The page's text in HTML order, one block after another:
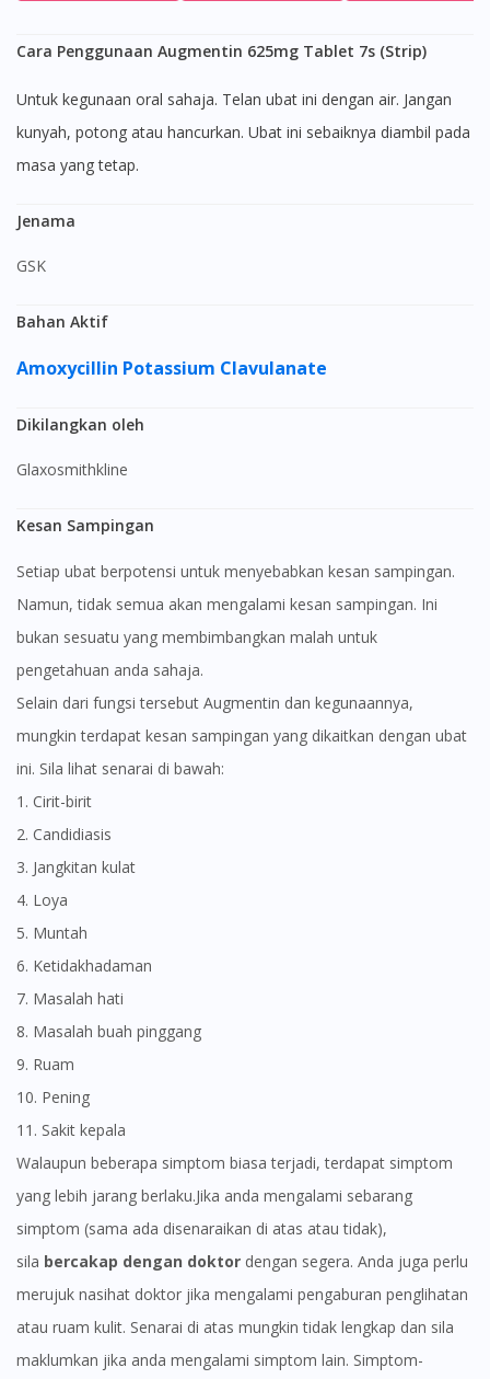
Cara Penggunaan Augmentin 625mg Tablet 7s (Strip)
Untuk kegunaan oral sahaja. Telan ubat ini dengan air. Jangan
kunyah, potong atau hancurkan. Ubat ini sebaiknya diambil pada
masa yang tetap.
Jenama
GSK
Bahan Aktif
Amoxycillin Potassium Clavulanate
Dikilangkan oleh
Glaxosmithkline
Kesan Sampingan
Setiap ubat berpotensi untuk menyebabkan kesan sampingan.
Namun, tidak semua akan mengalami kesan sampingan. Ini
bukan sesuatu yang membimbangkan malah untuk
pengetahuan anda sahaja.
Selain dari fungsi tersebut Augmentin dan kegunaannya,
mungkin terdapat kesan sampingan yang dikaitkan dengan ubat
ini. Sila lihat senarai di bawah:
1. Cirit-birit
2. Candidiasis
3. Jangkitan kulat
4. Loya
5. Muntah
6. Ketidakhadaman
7. Masalah hati
8. Masalah buah pinggang
9. Ruam
10. Pening
11. Sakit kepala
Walaupun beberapa simptom biasa terjadi, terdapat simptom
yang lebih jarang berlaku.Jika anda mengalami sebarang
simptom (sama ada disenaraikan di atas atau tidak),
sila bercakap dengan doktor dengan segera. Anda juga perlu
merujuk nasihat doktor jika mengalami pengaburan penglihatan
atau ruam kulit. Senarai di atas mungkin tidak lengkap dan sila
maklumkan jika anda mengalami simptom lain. Simptom-